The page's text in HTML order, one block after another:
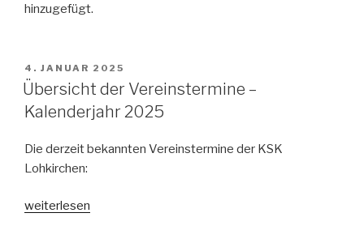
hinzugefügt.
VERÖFFENTLICHT
AM
4. JANUAR 2025
Übersicht der Vereinstermine –
Kalenderjahr 2025
Die derzeit bekannten Vereinstermine der KSK
Lohkirchen:
„Übersicht
weiterlesen